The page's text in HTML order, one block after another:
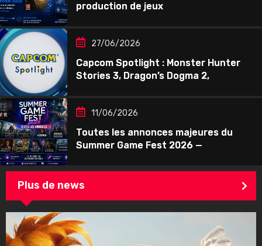
production de jeux
27/06/2026
Capcom Spotlight : Monster Hunter
Stories 3, Dragon’s Dogma 2,
11/06/2026
Toutes les annonces majeures du
Summer Game Fest 2026 —
Plus de news